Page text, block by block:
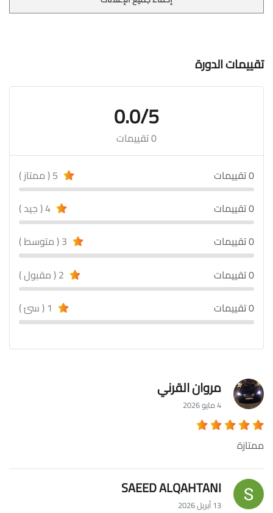
تقييمات الدورة
0.0/5
0 تقييمات
0 تقييمات
0 تقييمات
0 تقييمات
0 تقييمات
0 تقييمات
مروان القرني
4 مايو 2026
ممتازة
SAEED ALQAHTANI
13 أبريل 2026